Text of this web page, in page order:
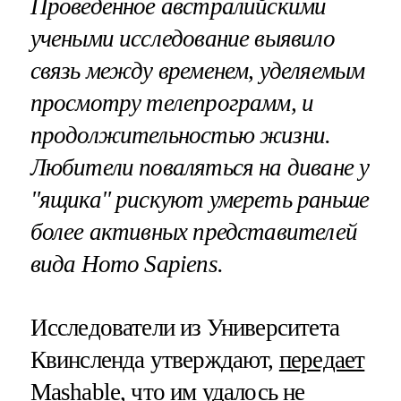
Проведенное австралийскими
учеными исследование выявило
связь между временем, уделяемым
просмотру телепрограмм, и
продолжительностью жизни.
Любители поваляться на диване у
"ящика" рискуют умереть раньше
более активных представителей
вида Homo Sapiens.
Исследователи из Университета
Квинсленда утверждают, передает
Mashable, что им удалось не